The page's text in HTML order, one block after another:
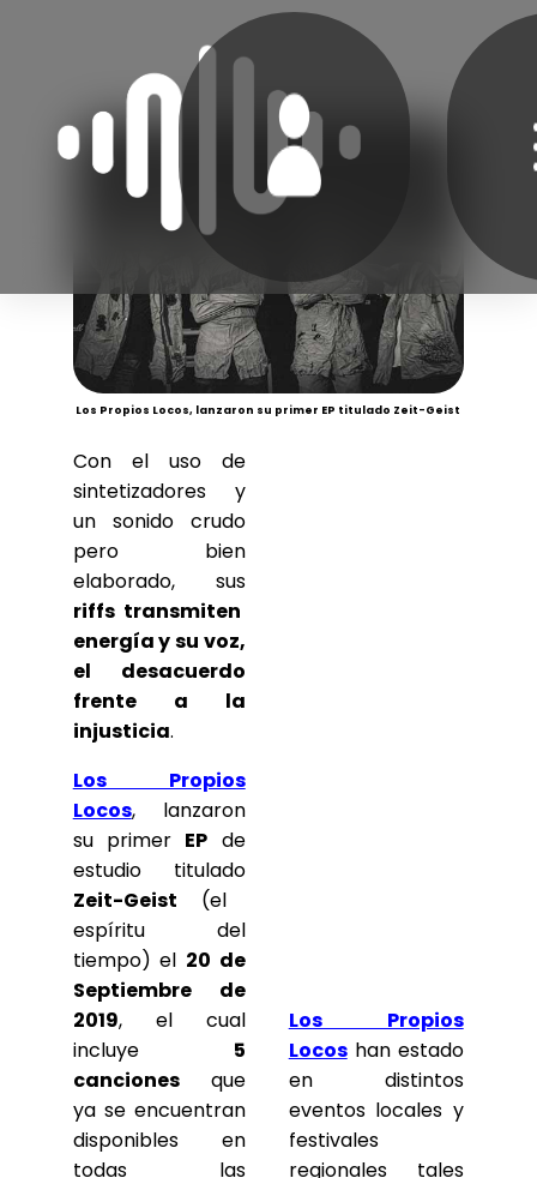
Los Propios Locos, lanzaron su primer EP titulado Zeit-Geist
Con el uso de
sintetizadores y
un sonido crudo
pero bien
elaborado, sus
riffs transmiten
energía y su voz,
el desacuerdo
frente a la
injusticia.
Los Propios
Locos, lanzaron
su primer EP de
estudio titulado
Zeit-Geist (el
espíritu del
tiempo) el 20 de
Septiembre de
2019, el cual
incluye 5
cancionesque
ya se encuentran
disponibles en
todas las
Los Propios
Locoshan estado
en distintos
eventos locales y
festivales
regionales tales